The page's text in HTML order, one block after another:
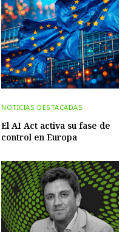
NOTICIAS DESTACADAS
El AI Act activa su fase de
control en Europa